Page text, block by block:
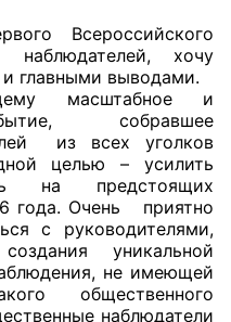
Всероссийского
наблюдателей, хочу
и главными выводами.
масштабное и
собравшее
из всех уголков
целью – усилить
на предстоящих
года. Очень приятно
с руководителями,
уникальной
не имеющей
общественного
наблюдатели